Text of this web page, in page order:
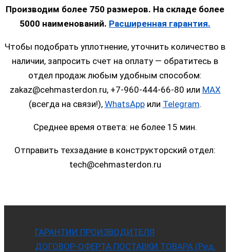
Производим более 750 размеров. На складе более
5000 наименований. Расширенная гарантия.
Чтобы подобрать уплотнение, уточнить количество в
наличии, запросить счет на оплату — обратитесь в
отдел продаж любым удобным способом:
zakaz@cehmasterdon.ru, +7-960-444-66-80 или MAX
(всегда на связи!), WhatsAppили Telegram.
Среднее время ответа: не более 15 мин.
Отправить техзадание в конструкторский отдел:
tech@cehmasterdon.ru
ГАРАНТИИ ПРОИЗВОДИТЕЛЯ
ДОГОВОР-ОФЕРТА ПОСТАВКИ ТОВАРА (Ред.